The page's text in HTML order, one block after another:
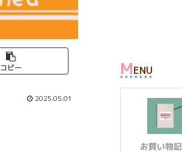
コピー
2025.05.01
MENU
お買い物